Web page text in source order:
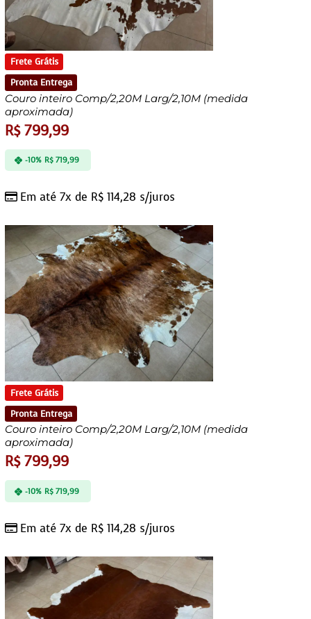
Frete Grátis
Pronta Entrega
Couro inteiro Comp/2,20M Larg/2,10M (medida
aproximada)
R$799,99
Em até 7x de R$ 114,28 s/juros
-10% R$719,99
Frete Grátis
Pronta Entrega
Couro inteiro Comp/2,20M Larg/2,10M (medida
aproximada)
R$799,99
Em até 7x de R$ 114,28 s/juros
-10% R$719,99